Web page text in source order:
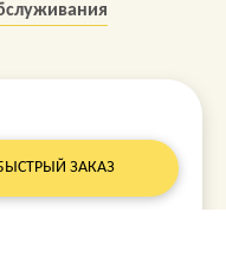
ЗАКАЗ